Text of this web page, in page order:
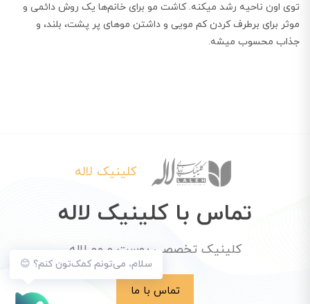
توی اون ناحیه رشد میکنه. کاشت مو برای خانم‌ها یک روش دائمی و
موثر برای برطرف کردن کم مویی و داشتن مو‌های پر پشت، بلند، و
جذاب محسوب میشه.
سلام، می‌تونم کمک‌تون کنم؟ 😊
کلینیک لاله
تماس با کلینیک لاله
کلینیک تخصصی پوست و مو لاله
تماس با ما